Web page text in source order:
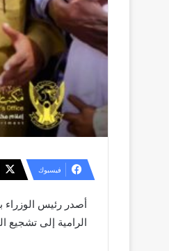
فيسبوك
أصدر رئيس الوزراء
الرامية إلى